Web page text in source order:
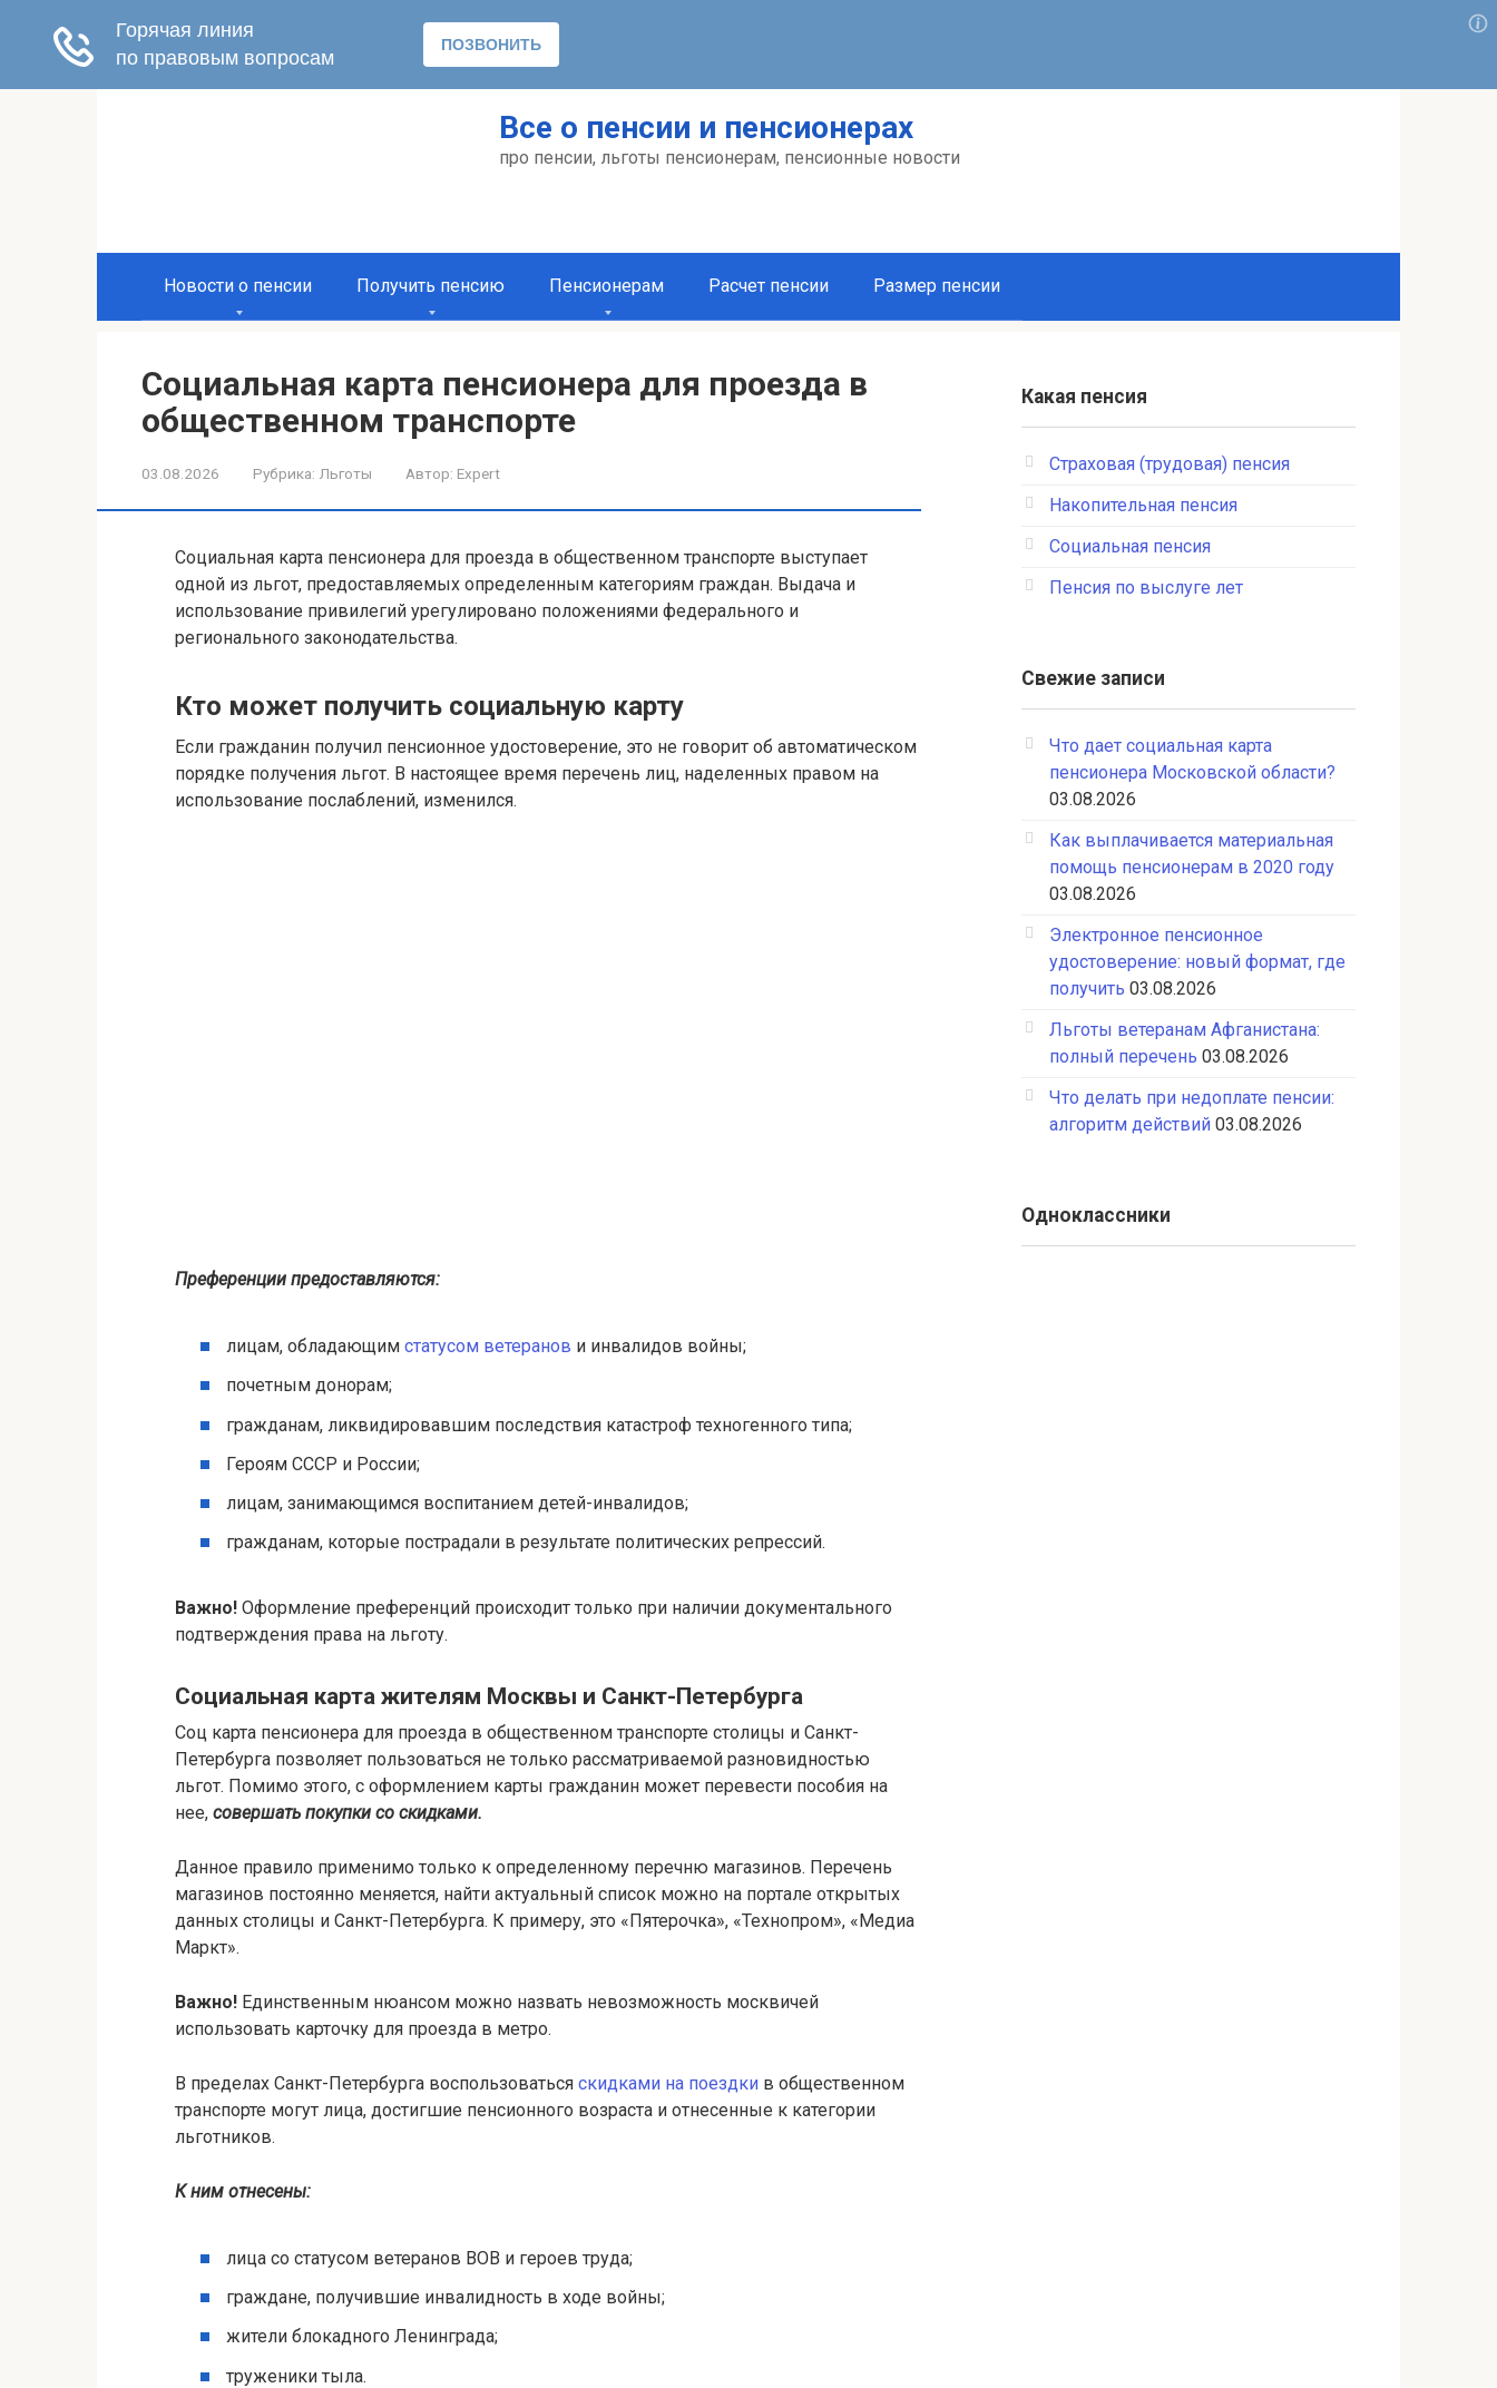
Все о пенсии и пенсионерах
про пенсии, льготы пенсионерам, пенсионные новости
Новости о пенсии Получить пенсию Пенсионерам Расчет пенсии Размер пенсии
Социальная карта пенсионера для проезда в
общественном транспорте
03.08.2026 Рубрика: Льготы Автор: Expert
Социальная карта пенсионера для проезда в общественном транспорте выступает
одной из льгот, предоставляемых определенным категориям граждан. Выдача и
использование привилегий урегулировано положениями федерального и
регионального законодательства.
Кто может получить социальную карту
Если гражданин получил пенсионное удостоверение, это не говорит об автоматическом
порядке получения льгот. В настоящее время перечень лиц, наделенных правом на
использование послаблений, изменился.
Преференции предоставляются:
лицам, обладающим статусом ветеранов и инвалидов войны;
почетным донорам;
гражданам, ликвидировавшим последствия катастроф техногенного типа;
Героям СССР и России;
лицам, занимающимся воспитанием детей-инвалидов;
гражданам, которые пострадали в результате политических репрессий.
Важно! Оформление преференций происходит только при наличии документального
подтверждения права на льготу.
Социальная карта жителям Москвы и Санкт-Петербурга
Соц карта пенсионера для проезда в общественном транспорте столицы и Санкт-
Петербурга позволяет пользоваться не только рассматриваемой разновидностью
льгот. Помимо этого, с оформлением карты гражданин может перевести пособия на
нее, совершать покупки со скидками.
Данное правило применимо только к определенному перечню магазинов. Перечень
магазинов постоянно меняется, найти актуальный список можно на портале открытых
данных столицы и Санкт-Петербурга. К примеру, это «Пятерочка», «Технопром», «Медиа
Маркт».
Важно! Единственным нюансом можно назвать невозможность москвичей
использовать карточку для проезда в метро.
В пределах Санкт-Петербурга воспользоваться скидками на поездки в общественном
транспорте могут лица, достигшие пенсионного возраста и отнесенные к категории
льготников.
К ним отнесены:
лица со статусом ветеранов ВОВ и героев труда;
граждане, получившие инвалидность в ходе войны;
жители блокадного Ленинграда;
труженики тыла.
Какая пенсия
Страховая (трудовая) пенсия
Накопительная пенсия
Социальная пенсия
Пенсия по выслуге лет
Свежие записи
Что дает социальная карта
пенсионера Московской области?
03.08.2026
Как выплачивается материальная
помощь пенсионерам в 2020 году
03.08.2026
Электронное пенсионное
удостоверение: новый формат, где
получить 03.08.2026
Льготы ветеранам Афганистана:
полный перечень 03.08.2026
Что делать при недоплате пенсии:
алгоритм действий 03.08.2026
Одноклассники